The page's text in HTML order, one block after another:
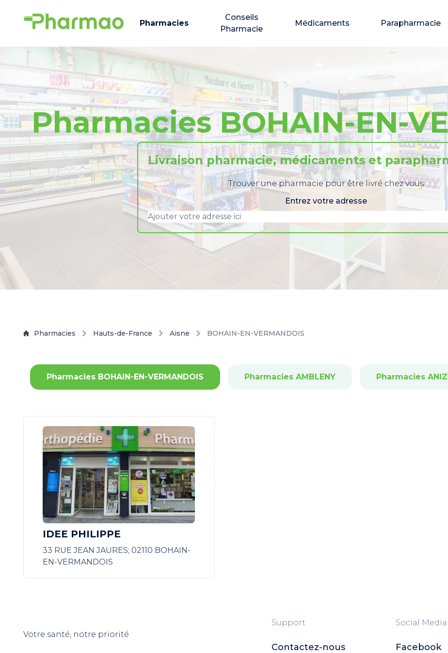
Pharmacies
Conseils
Pharmacie
Médicaments Parapharmacie
Pharmacies BOHAIN-EN-
Livraison pharmacie, médicaments et
Trouver une pharmacie pour être livré chez vous
Entrez votre adresse
Pharmacies Hauts-de-France Aisne BOHAIN-EN-VERMANDOIS
Pharmacies BOHAIN-EN-VERMANDOIS Pharmacies AMBLENY Pharmacies
IDEE PHILIPPE
33 RUE JEAN JAURES; 02110 BOHAIN-
EN-VERMANDOIS
Votre santé, notre priorité
Support
Contactez-nous
Social Media
Facebook